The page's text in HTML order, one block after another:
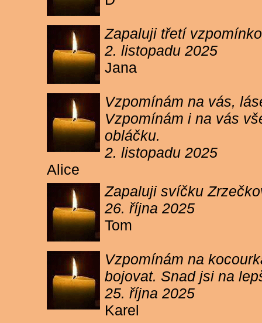
Zapaluji třetí
2. listopadu 2025
Jana
Vzpomínám na vás,
Vzpomínám i na vás
obláčku.
2. listopadu 2025
Alice
Zapaluji svíčku
26. října 2025
Tom
Vzpomínám na
bojovat. Snad jsi na
25. října 2025
Karel